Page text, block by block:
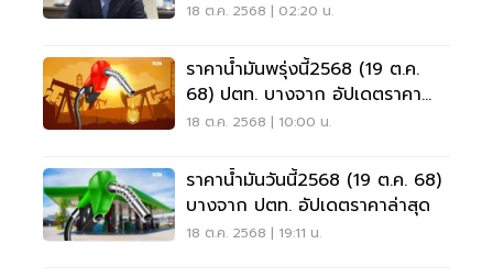
18 ต.ค. 2568 | 02:20 น.
ราคาน้ำมันพรุ่งนี้2568 (19 ต.ค.
68) ปตท. บางจาก อัปเดตราคา
ล่าสุด
18 ต.ค. 2568 | 10:00 น.
ราคาน้ำมันวันนี้2568 (19 ต.ค. 68)
บางจาก ปตท. อัปเดตราคาล่าสุด
18 ต.ค. 2568 | 19:11 น.